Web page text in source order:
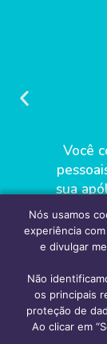
Você
sua
POR
Nós usamos
experiência
e divulgar
Não
os principais
proteção de
Ao clicar em